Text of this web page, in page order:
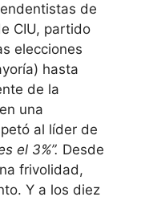
de
CIU, partido
elecciones
hasta
de la
una
al líder de
el 3%”. Desde
frivolidad,
Y a los diez